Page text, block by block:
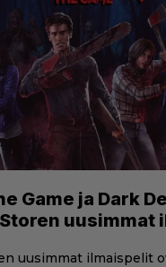
Game ja Dark
Storen uusimmat
uusimmat ilmaispelit